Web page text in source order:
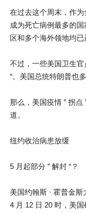
在过去这个周末，作
成为死亡病例最多的
区和多个海外领地均已
不过，一些美国卫生
“。美国总统特朗普也
那么，美国疫情 ” 拐
道。
纽约收治病患放缓
5 月起部分 ” 解封 “？
美国约翰斯 · 霍普金
4 月 12 日 20 时，美